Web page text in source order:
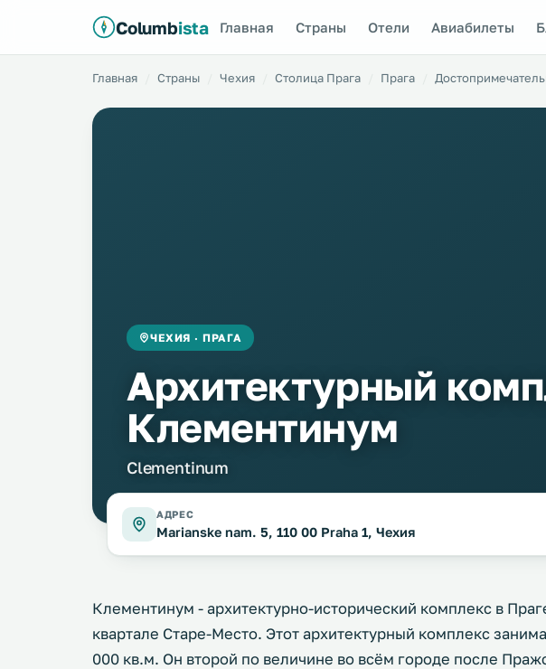
Columbista Главная Страны Отели Авиабилеты
Главная Страны Чехия Столица Прага Прага
ЧЕХИЯ · ПРАГА
Архитектурный
Клементинум
Clementinum
АДРЕС
Marianske nam. 5, 110 00 Praha 1, Чехия
Клементинум - архитектурно-исторический комплекс в
квартале Старе-Место. Этот архитектурный комплекс
000 кв.м. Он второй по величине во всём городе после